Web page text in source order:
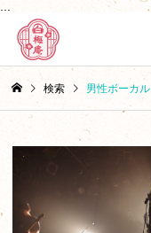
検索 男性ボーカル